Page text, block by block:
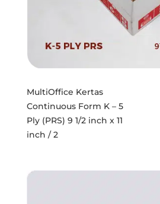
MultiOffice Kertas
Continuous Form K – 5
Ply (PRS) 9 1/2 inch x 11
inch / 2